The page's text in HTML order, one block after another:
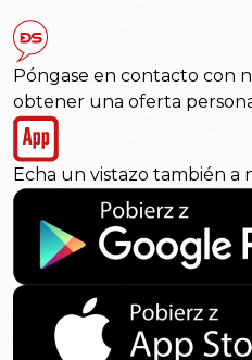
Póngase en contacto con
obtener una oferta
Echa un vistazo también a